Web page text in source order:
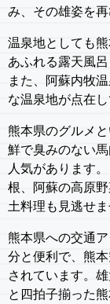
み、その雄姿を
温泉地としても
あふれる露天風
また、阿蘇内牧
な温泉地が点在し
熊本県のグルメ
鮮で臭みのない
人気があります
根、阿蘇の高原
土料理も見逃せま
熊本県への交通
分と便利で、熊
されています。
と四拍子揃った